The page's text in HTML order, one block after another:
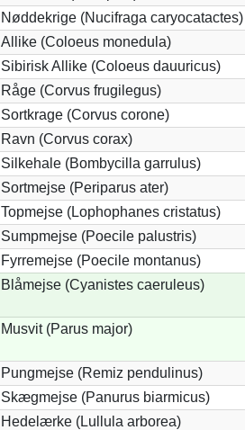
Nøddekrige (Nucifraga caryocatactes)
Allike (Coloeus monedula)
Sibirisk Allike (Coloeus dauuricus)
Råge (Corvus frugilegus)
Sortkrage (Corvus corone)
Ravn (Corvus corax)
Silkehale (Bombycilla garrulus)
Sortmejse (Periparus ater)
Topmejse (Lophophanes cristatus)
Sumpmejse (Poecile palustris)
Fyrremejse (Poecile montanus)
Blåmejse (Cyanistes caeruleus)
Musvit (Parus major)
Pungmejse (Remiz pendulinus)
Skægmejse (Panurus biarmicus)
Hedelærke (Lullula arborea)